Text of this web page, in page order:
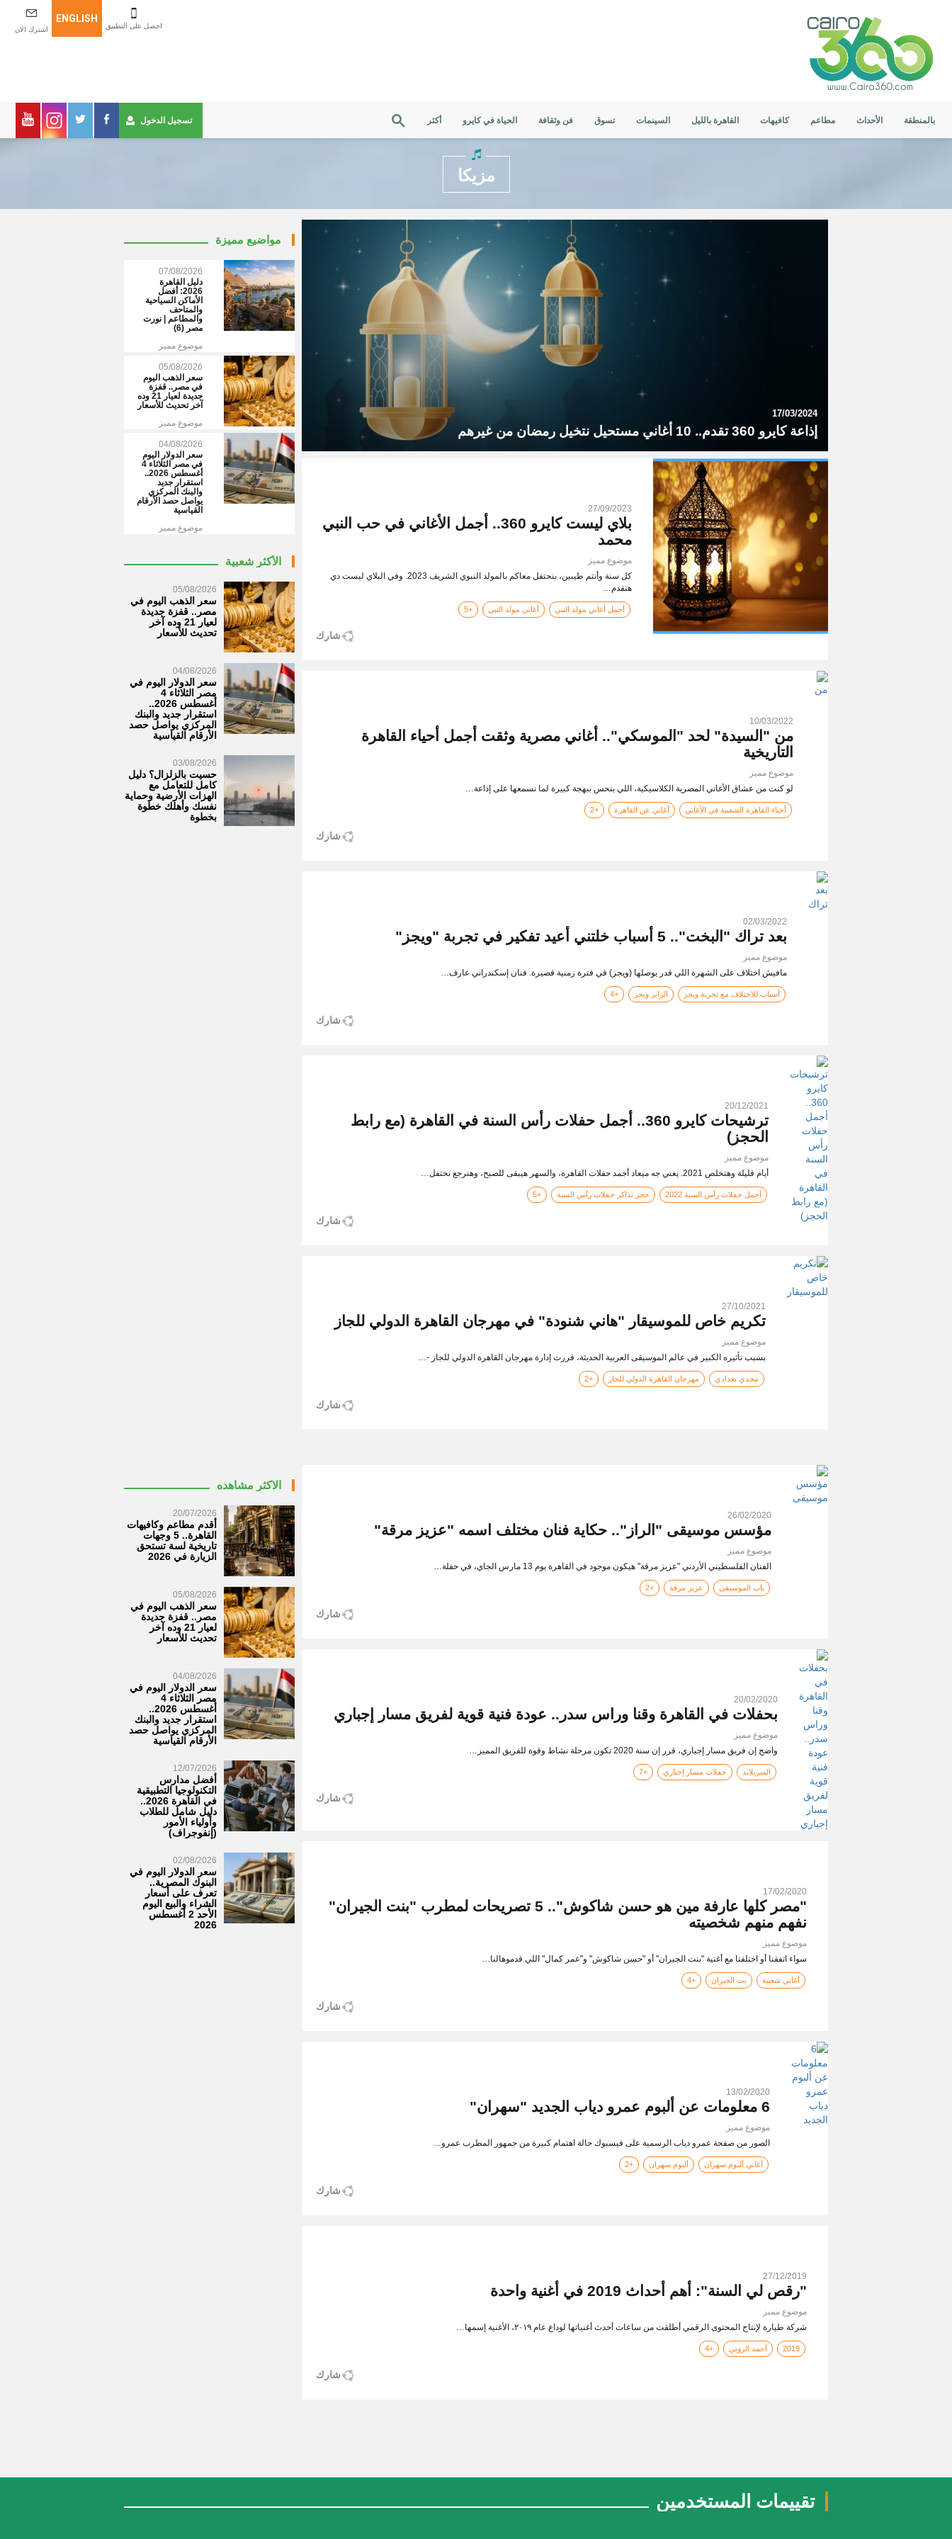
اشترك الان
ENGLISH
احصل على التطبيق
بالمنطقة الأحداث مطاعم كافيهات القاهرة بالليل السينمات تسوق فن وثقافة الحياة في كايرو أكثر تسجيل الدخول
مزيكا
17/03/2024
إذاعة كايرو 360 تقدم.. 10 أغاني مستحيل نتخيل رمضان من غيرهم
27/09/2023
بلاي ليست كايرو 360.. أجمل الأغاني في حب النبي
محمد
موضوع مميز
كل سنة وأنتم طيبين، بنحتفل معاكم بالمولد النبوي الشريف 2023. وفي البلاي ليست دي
هنقدم…
أجمل أغاني مولد النبي أغاني مولد النبي +5
شارك
10/03/2022
من "السيدة" لحد "الموسكي".. أغاني مصرية وثقت أجمل أحياء القاهرة
التاريخية
موضوع مميز
لو كنت من عشاق الأغاني المصرية الكلاسيكية، اللي بنحس ببهجة كبيرة لما نسمعها على إذاعة…
أحياء القاهرة الشعبية في الأغاني أغاني عن القاهرة +2
شارك
02/03/2022
بعد تراك "البخت".. 5 أسباب خلتني أعيد تفكير في تجربة "ويجز"
موضوع مميز
مافيش اختلاف على الشهرة اللي قدر يوصلها (ويجز) في فترة زمنية قصيرة. فنان إسكندراني عارف…
أسباب للاختلاف مع تجربة ويجز الرابر ويجز +4
شارك
20/12/2021
ترشيحات كايرو 360.. أجمل حفلات رأس السنة في القاهرة (مع رابط
الحجز)
موضوع مميز
أيام قليلة وهتخلص 2021. يعني جه ميعاد أجمد حفلات القاهرة، والسهر هيبقى للصبح، وهنرجع نحتفل…
أجمل حفلات رأس السنة 2022 حجز تذاكر حفلات رأس السنة +5
شارك
27/10/2021
تكريم خاص للموسيقار "هاني شنودة" في مهرجان القاهرة الدولي للجاز
موضوع مميز
بسبب تأثيره الكبير في عالم الموسيقى العربية الحديثة، قررت إدارة مهرجان القاهرة الدولي للجاز -…
مجدي بغدادي مهرجان القاهرة الدولي للجاز +2
شارك
مواضيع مميزة
07/08/2026
دليل القاهرة
2026: أفضل
الأماكن السياحية
والمتاحف
والمطاعم | نورت
مصر (6)
موضوع مميز
05/08/2026
سعر الذهب اليوم
في مصر.. قفزة
جديدة لعيار 21 وده
آخر تحديث للأسعار
موضوع مميز
04/08/2026
سعر الدولار اليوم
في مصر الثلاثاء 4
أغسطس 2026..
استقرار جديد
والبنك المركزي
يواصل حصد الأرقام
القياسية
موضوع مميز
الأكثر شعبية
05/08/2026
سعر الذهب اليوم في
مصر.. قفزة جديدة
لعيار 21 وده آخر
تحديث للأسعار
04/08/2026
سعر الدولار اليوم في
مصر الثلاثاء 4
أغسطس 2026..
استقرار جديد والبنك
المركزي يواصل حصد
الأرقام القياسية
03/08/2026
حسيت بالزلزال؟ دليل
كامل للتعامل مع
الهزات الأرضية وحماية
نفسك وأهلك خطوة
بخطوة
26/02/2020
مؤسس موسيقى "الراز".. حكاية فنان مختلف اسمه "عزيز مرقة"
موضوع مميز
الفنان الفلسطيني الأردني "عزيز مرقة" هيكون موجود في القاهرة يوم 13 مارس الجاي، في حفلة…
باب الموسيقى عزيز مرقة +2
شارك
20/02/2020
بحفلات في القاهرة وقنا وراس سدر.. عودة فنية قوية لفريق مسار إجباري
موضوع مميز
واضح إن فريق مسار إجباري، قرر إن سنة 2020 تكون مرحلة نشاط وقوة للفريق المميز…
الميريلاند حفلات مسار إجباري +7
شارك
17/02/2020
"مصر كلها عارفة مين هو حسن شاكوش".. 5 تصريحات لمطرب "بنت الجيران"
نفهم منهم شخصيته
موضوع مميز
سواء اتفقنا أو اختلفنا مع أغنية "بنت الجيران" أو "حسن شاكوش" و"عمر كمال" اللي قدموهالنا…
أغاني شعبية بت الجيران +4
شارك
13/02/2020
6 معلومات عن ألبوم عمرو دياب الجديد "سهران"
موضوع مميز
الصور من صفحة عمرو دياب الرسمية على فيسبوك حالة اهتمام كبيرة من جمهور المطرب عمرو…
أغاني ألبوم سهران ألبوم سهران +2
شارك
27/12/2019
"رقص لي السنة": أهم أحداث 2019 في أغنية واحدة
موضوع مميز
شركة طيارة لإنتاج المحتوى الرقمي أطلقت من ساعات أحدث أغنياتها لوداع عام ٢٠١٩، الأغنية إسمها…
2019 أحمد الروبي +4
شارك
الاكثر مشاهده
20/07/2026
أقدم مطاعم وكافيهات
القاهرة.. 5 وجهات
تاريخية لسة تستحق
الزيارة في 2026
05/08/2026
سعر الذهب اليوم في
مصر.. قفزة جديدة
لعيار 21 وده آخر
تحديث للأسعار
04/08/2026
سعر الدولار اليوم في
مصر الثلاثاء 4
أغسطس 2026..
استقرار جديد والبنك
المركزي يواصل حصد
الأرقام القياسية
12/07/2026
أفضل مدارس
التكنولوجيا التطبيقية
في القاهرة 2026..
دليل شامل للطلاب
وأولياء الأمور
(إنفوجراف)
02/08/2026
سعر الدولار اليوم في
البنوك المصرية..
تعرف على أسعار
الشراء والبيع اليوم
الأحد 2 أغسطس
2026
تقييمات المستخدمين